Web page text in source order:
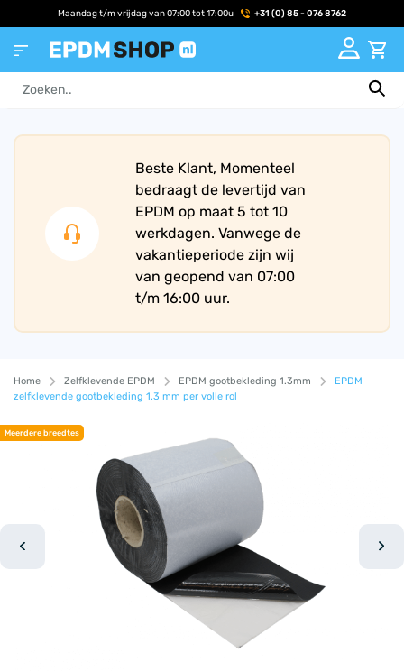
Maandag t/m vrijdag van 07:00 tot 17:00u +31 (0) 85 - 076 8762
Beste Klant, Momenteel
bedraagt de levertijd van
EPDM op maat 5 tot 10
werkdagen. Vanwege de
vakantieperiode zijn wij
van geopend van 07:00
t/m 16:00 uur.
Home Zelfklevende EPDM EPDM gootbekleding 1.3mm
EPDM
zelfklevende gootbekleding 1.3 mm per volle rol
Meerdere breedtes